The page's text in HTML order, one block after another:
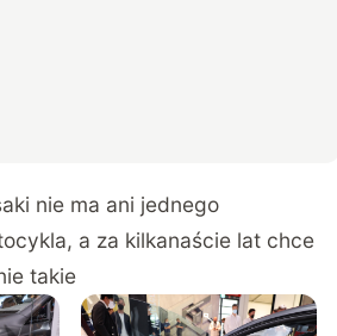
nie ma ani jednego
a za kilkanaście lat chce
takie